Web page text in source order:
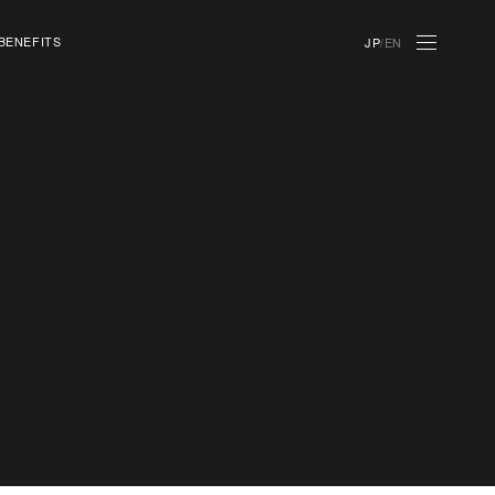
JP/EN